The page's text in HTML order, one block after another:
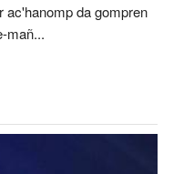
ac'hanomp da gompren
mañ...